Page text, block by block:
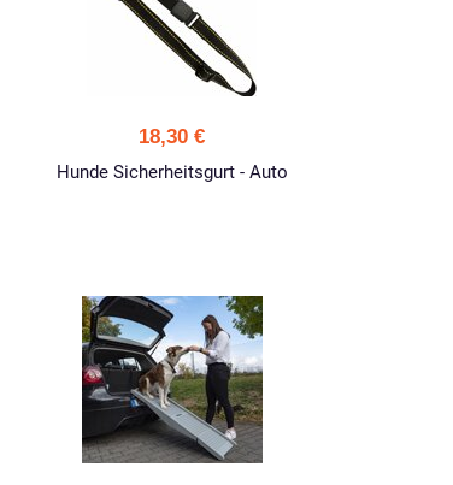
18,30 €
Hunde Sicherheitsgurt - Auto